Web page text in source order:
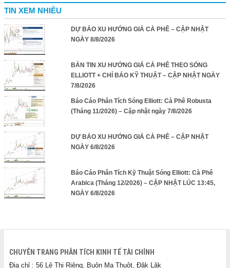
TIN XEM NHIỀU
DỰ BÁO XU HƯỚNG GIÁ CÀ PHÊ – CẬP NHẬT
NGÀY 8/8/2026
BẢN TIN XU HƯỚNG GIÁ CÀ PHÊ THEO SÓNG
ELLIOTT + CHỈ BÁO KỸ THUẬT – CẬP NHẬT NGÀY
7/8/2026
Báo Cáo Phân Tích Sóng Elliott: Cà Phê Robusta
(Tháng 11/2026) – Cập nhật ngày 7/8/2026
DỰ BÁO XU HƯỚNG GIÁ CÀ PHÊ – CẬP NHẬT
NGÀY 6/8/2026
Báo Cáo Phân Tích Kỹ Thuật Sóng Elliott: Cà Phê
Arabica (Tháng 12/2026) – CẬP NHẬT LÚC 13:45,
NGÀY 6/8/2026
CHUYÊN TRANG PHÂN TÍCH KINH TẾ TÀI CHÍNH
Địa chỉ : 56 Lê Thị Riêng, Buôn Ma Thuột, Đăk Lăk